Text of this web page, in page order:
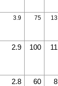
3.9 75 13
2.9 100 11
2.8 60 8